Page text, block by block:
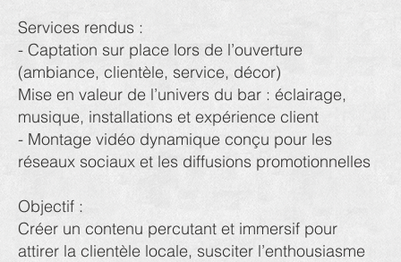
Services rendus :
- Captation sur place lors de l’ouverture
(ambiance, clientèle, service, décor)
Mise en valeur de l’univers du bar : éclairage,
musique, installations et expérience client
- Montage vidéo dynamique conçu pour les
réseaux sociaux et les diffusions promotionnelles
Objectif :
Créer un contenu percutant et immersif pour
attirer la clientèle locale, susciter l’enthousiasme